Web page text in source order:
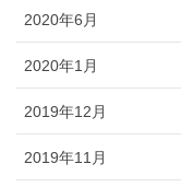
2020年6月
2020年1月
2019年12月
2019年11月